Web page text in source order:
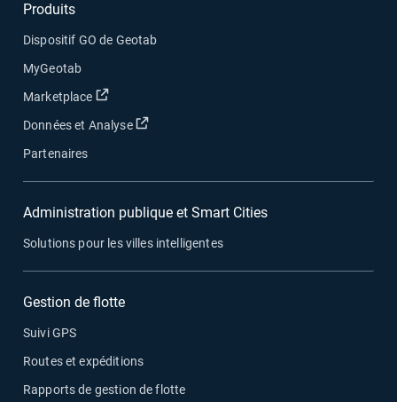
Produits
Dispositif GO de Geotab
MyGeotab
Marketplace
Ouvrir dans une nouvelle fenêtre
Données et Analyse Ouvrir dans une nouvelle fenêtre
Partenaires
Administration publique et Smart Cities
Solutions pour les villes intelligentes
Gestion de flotte
Suivi GPS
Routes et expéditions
Rapports de gestion de flotte